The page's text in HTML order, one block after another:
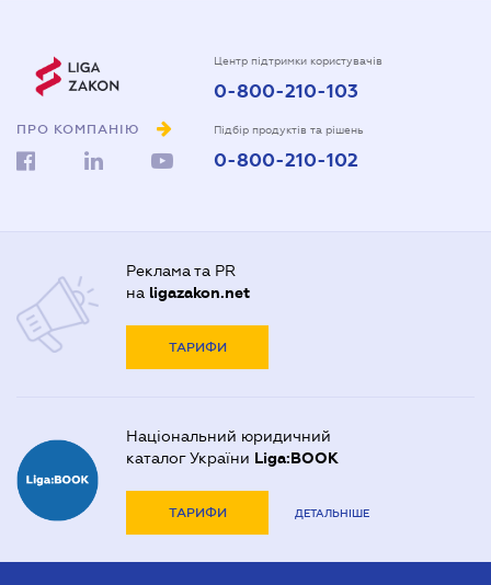
ПРО КОМПАНІЮ
Центр підтримки користувачів
0-800-210-103
Підбір продуктів та рішень
0-800-210-102
Реклама та PR
на ligazakon.net
ТАРИФИ
Національний юридичний
каталог України Liga:BOOK
ТАРИФИ ДЕТАЛЬНІШЕ